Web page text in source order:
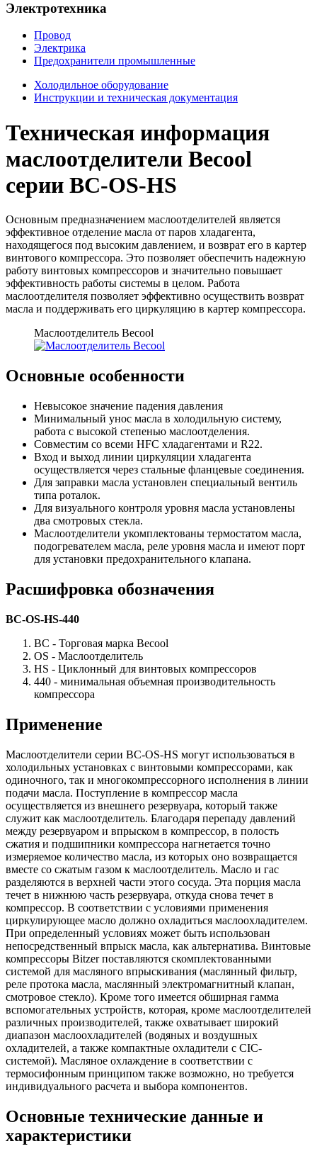
Электротехника
Провод
Электрика
Предохранители промышленные
Холодильное оборудование
Инструкции и техническая документация
Техническая информация
маслоотделители Becool
серии BC-OS-HS
Основным предназначением маслоотделителей является
эффективное отделение масла от паров хладагента,
находящегося под высоким давлением, и возврат его в картер
винтового компрессора. Это позволяет обеспечить надежную
работу винтовых компрессоров и значительно повышает
эффективность работы системы в целом. Работа
маслоотделителя позволяет эффективно осуществить возврат
масла и поддерживать его циркуляцию в картер компрессора.
Маслоотделитель Becool
Основные особенности
Невысокое значение падения давления
Минимальный унос масла в холодильную систему,
работа с высокой степенью маслоотделения.
Совместим со всеми HFC хладагентами и R22.
Вход и выход линии циркуляции хладагента
осуществляется через стальные фланцевые соединения.
Для заправки масла установлен специальный вентиль
типа роталок.
Для визуального контроля уровня масла установлены
два смотровых стекла.
Маслоотделители укомплектованы термостатом масла,
подогревателем масла, реле уровня масла и имеют порт
для установки предохранительного клапана.
Расшифровка обозначения
BC-OS-HS-440
BC - Торговая марка Becool
OS - Маслоотделитель
HS - Циклонный для винтовых компрессоров
440 - минимальная объемная производительность
компрессора
Применение
Маслоотделители серии BC-OS-HS могут использоваться в
холодильных установках с винтовыми компрессорами, как
одиночного, так и многокомпрессорного исполнения в линии
подачи масла. Поступление в компрессор масла
осуществляется из внешнего резервуара, который также
служит как маслоотделитель. Благодаря перепаду давлений
между резервуаром и впрыском в компрессор, в полость
сжатия и подшипники компрессора нагнетается точно
измеряемое количество масла, из которых оно возвращается
вместе со сжатым газом к маслоотделитель. Масло и гас
разделяются в верхней части этого сосуда. Эта порция масла
течет в нижнюю часть резервуара, откуда снова течет в
компрессор. В соответствии с условиями применения
циркулирующее масло должно охладиться маслоохладителем.
При определенный условиях может быть использован
непосредственный впрыск масла, как альтернатива. Винтовые
компрессоры Bitzer поставляются скомплектованными
системой для масляного впрыскивания (маслянный фильтр,
реле протока масла, маслянный электромагнитный клапан,
смотровое стекло). Кроме того имеется обширная гамма
вспомогательных устройств, которая, кроме маслоотделителей
различных производителей, также охватывает широкий
диапазон маслоохладителей (водяных и воздушных
охладителей, а также компактные охладители с CIC-
системой). Масляное охлаждение в соответствии с
термосифонным принципом также возможно, но требуется
индивидуального расчета и выбора компонентов.
Основные технические данные и
характеристики